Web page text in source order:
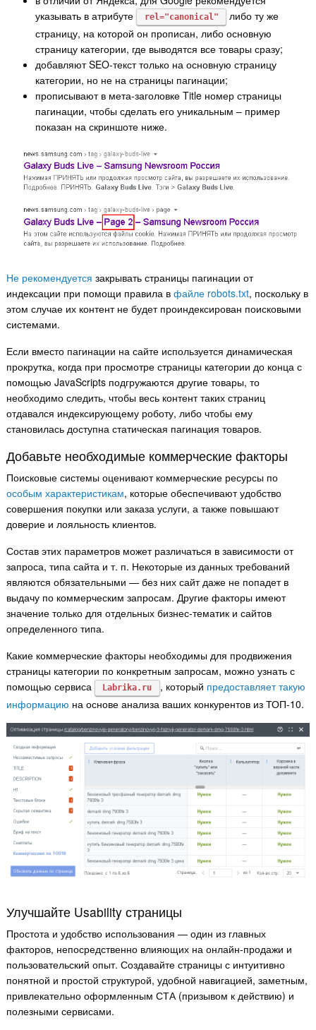
указывать в атрибуте
rеl="cаnоniсаl"
либо ту же
страницу, на которой он прописан, либо основную
страницу категории, где выводятся все товары сразу;
добавляют SEO-текст только на основную страницу
категории, но не на страницы пагинации;
прописывают в мета-заголовке Title номер страницы
пагинации, чтобы сделать его уникальным – пример
показан на скриншоте ниже.
Не рекомендуется закрывать страницы пагинации от
индексации при помощи правила в файле robots.txt, поскольку в
этом случае их контент не будет проиндексирован поисковыми
системами.
Если вместо пагинации на сайте используется динамическая
прокрутка, когда при просмотре страницы категории до конца с
помощью JavaScripts подгружаются другие товары, то
необходимо следить, чтобы весь контент таких страниц
отдавался индексирующему роботу, либо чтобы ему
становилась доступна статическая пагинация товаров.
Добавьте необходимые коммерческие факторы
Поисковые системы оценивают коммерческие ресурсы по
особым характеристикам, которые обеспечивают удобство
совершения покупки или заказа услуги, а также повышают
доверие и лояльность клиентов.
Состав этих параметров может различаться в зависимости от
запроса, типа сайта и т. п. Некоторые из данных требований
являются обязательными — без них сайт даже не попадет в
выдачу по коммерческим запросам. Другие факторы имеют
значение только для отдельных бизнес-тематик и сайтов
определенного типа.
Какие коммерческие факторы необходимы для продвижения
страницы категории по конкретным запросам, можно узнать с
помощью сервиса
Labrika.ru , который предоставляет такую
информацию на основе анализа ваших конкурентов из ТОП-10.
Улучшайте Usability страницы
Простота и удобство использования — один из главных
факторов, непосредственно влияющих на онлайн-продажи и
пользовательский опыт. Создавайте страницы с интуитивно
понятной и простой структурой, удобной навигацией, заметным,
привлекательно оформленным СТА (призывом к действию) и
полезными сервисами.